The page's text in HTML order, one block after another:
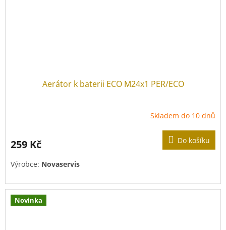
Aerátor k baterii ECO M24x1 PER/ECO
Skladem do 10 dnů
259 Kč Do košíku
Výrobce: Novaservis
Novinka